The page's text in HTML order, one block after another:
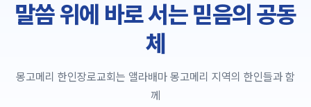
말씀 위에 바로 서는 믿음의 공동
체
몽고메리 한인장로교회는 앨라배마 몽고메리 지역의 한인들과 함
께